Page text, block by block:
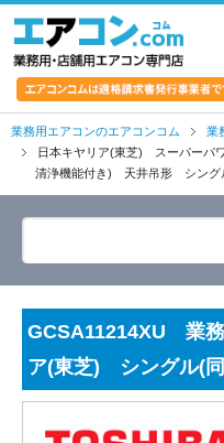
業務用エアコンのエアコンコム 業
日本キヤリア(東芝) スーパーパ
清浄機能付き) 天井吊形 シング
GCSA11214XU 業
ア(東芝) シングル(